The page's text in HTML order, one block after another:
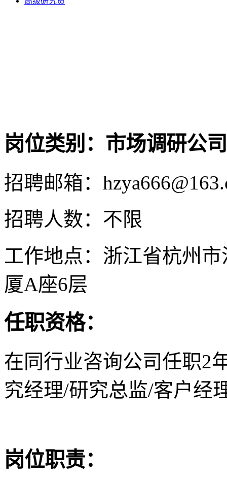
岗位类别：市场调研公
招聘邮箱：
招聘人数：不限
工作地点：浙江省杭州
厦A座6层
任职资格：
在同行业咨询公司任职2
究经理/研究总监/客户经
岗位职责：